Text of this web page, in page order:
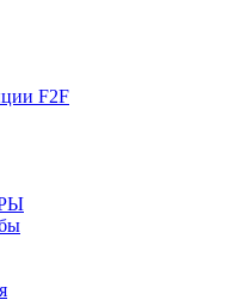
F2F